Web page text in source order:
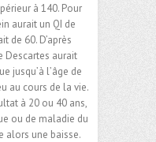
à 140. Pour
aurait un QI de
de 60. D’après
Descartes aurait
jusqu’à l’âge de
au cours de la vie.
à 20 ou 40 ans,
ou de maladie du
alors une baisse.